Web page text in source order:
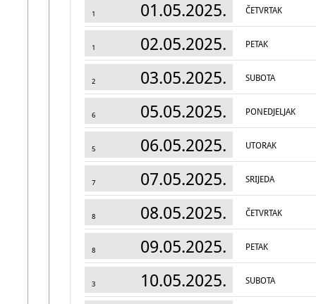
1 01.05.2025. ČETVRTAK
1 02.05.2025. PETAK
2 03.05.2025. SUBOTA
6 05.05.2025. PONEDJELJAK
5 06.05.2025. UTORAK
7 07.05.2025. SRIJEDA
8 08.05.2025. ČETVRTAK
8 09.05.2025. PETAK
3 10.05.2025. SUBOTA